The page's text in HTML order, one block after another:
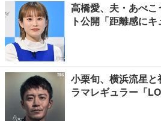
高橋愛、夫・あべ
ト公開「距離感にキ
小栗旬、横浜流星
ラマレギュラー「